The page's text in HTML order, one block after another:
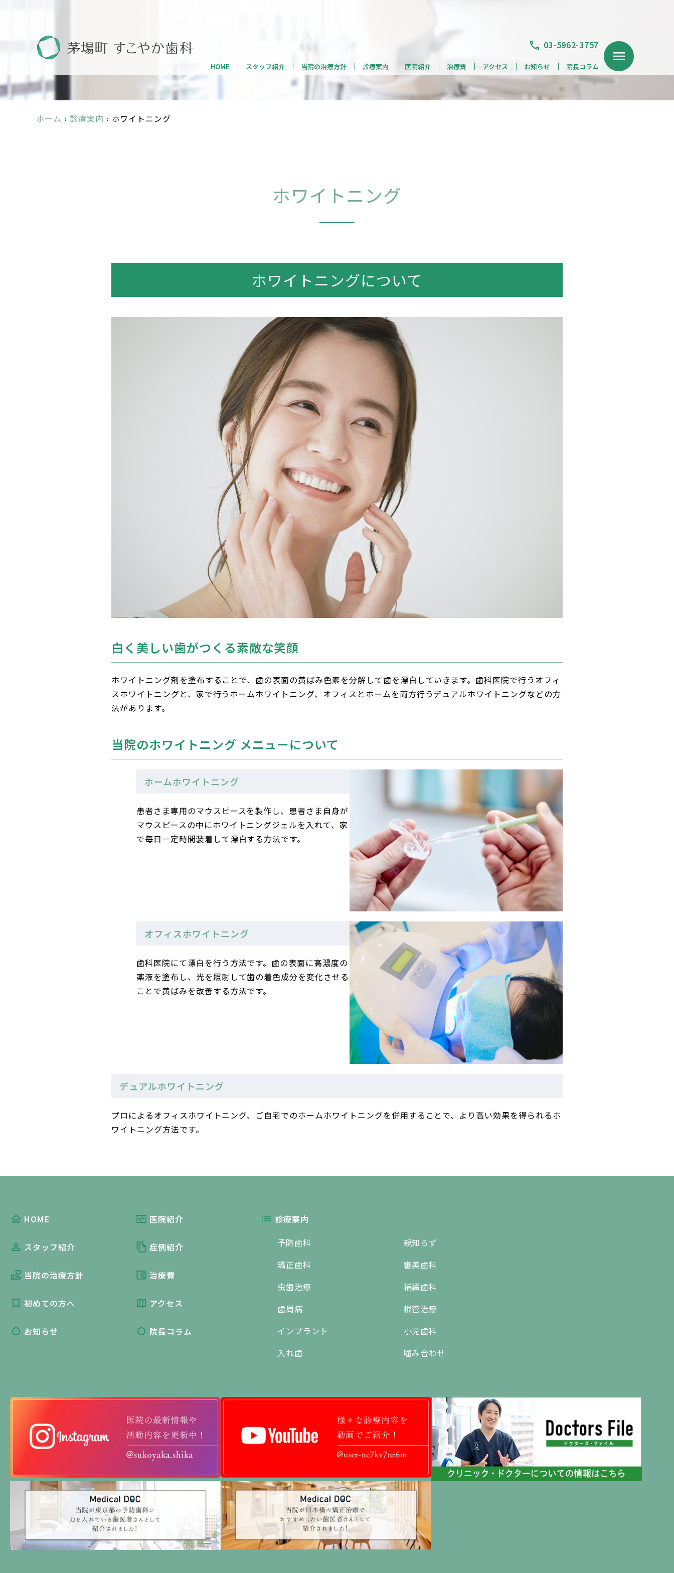
03-5962-3757
HOME スタッフ紹介 当院の治療方針 診療案内 医院紹介 治療費 アクセス お知らせ 院長コラム
ホーム › 診療案内 › ホワイトニング
ホワイトニング
ホワイトニングについて
白く美しい歯がつくる素敵な笑顔
ホワイトニング剤を塗布することで、歯の表面の黄ばみ色素を分解して歯を漂白していきます。歯科医院で行うオフィ
スホワイトニングと、家で行うホームホワイトニング、オフィスとホームを両方行うデュアルホワイトニングなどの方
法があります。
当院のホワイトニング メニューについて
ホームホワイトニング
患者さま専用のマウスピースを製作し、患者さま自身が
マウスピースの中にホワイトニングジェルを入れて、家
で毎日一定時間装着して漂白する方法です。
オフィスホワイトニング
歯科医院にて漂白を行う方法です。歯の表面に高濃度の
薬液を塗布し、光を照射して歯の着色成分を変化させる
ことで黄ばみを改善する方法です。
デュアルホワイトニング
プロによるオフィスホワイトニング、ご自宅でのホームホワイトニングを併用することで、より高い効果を得られるホ
ワイトニング方法です。
HOME
スタッフ紹介
当院の治療方針
初めての方へ
お知らせ
医院紹介
症例紹介
治療費
アクセス
院長コラム
診療案内
予防歯科
矯正歯科
虫歯治療
歯周病
インプラント
入れ歯
親知らず
審美歯科
補綴歯科
根管治療
小児歯科
噛み合わせ